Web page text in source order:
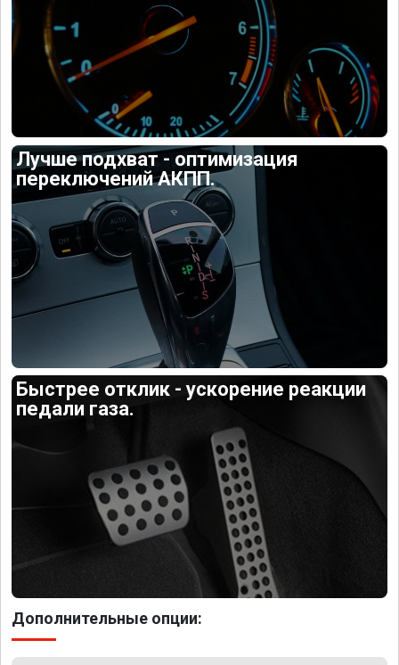
Лучше подхват - оптимизация
переключений АКПП.
Быстрее отклик - ускорение реакции
педали газа.
Дополнительные опции: